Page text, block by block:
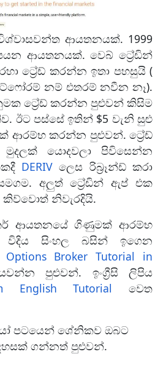
ආයතනයක්. 1999
ආයතනයක්. වෙබ් ට්‍රේඩින්
ට්‍රේඩ් කරන්න ඉතා පහසුයි (
නම් එතරම් නවීන නෑ).
ට්‍රේඩ් කරන්න පුළුවන් කිසිම
ඊට පස්සේ ඉතින් $5 වැනි සුළු
ආරම්භ කරන්න පුළුවන්. ට්‍රේඩ්
යොදවලා පිවිසෙන්න
DERIV ලෙස රිබ්‍රෑන්ඩ් කරා
අලුත් ට්‍රේඩින් ඇප් එක
නිවැරදියි.
ආයතනයේ ගිණුමක් ආරම්භ
සිංහල බසින් ඉගෙන
Options Broker Tutorial in
පුළුවන්. ඉංග්‍රීසි ලිපිය
English Tutorial වෙත
පටයෙන් ශේනිකව ඔබට
ගන්නත් පුළුවන්.